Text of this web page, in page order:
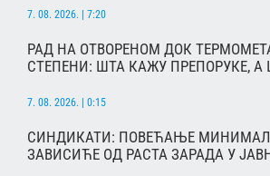
7. 08. 2026. | 7:20
РАД НА ОТВОРЕНОМ ДОК
СТЕПЕНИ: ШТА КАЖУ ПРЕПОРУКЕ, А
7. 08. 2026. | 0:15
СИНДИКАТИ: ПОВЕЋАЊЕ
ЗАВИСИЋЕ ОД РАСТА ЗАРАДА У